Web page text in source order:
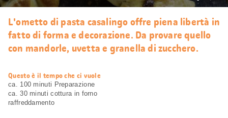
Mi
L'ometto di pasta casalingo offre piena libertà in
fatto di forma e decorazione. Da provare quello
con mandorle, uvetta e granella di zucchero.
web.recipe.accessibilityTitle
Questo è il tempo che ci vuole
ca. 100 minuti Preparazione
ca. 30 minuti cottura in forno
raffreddamento